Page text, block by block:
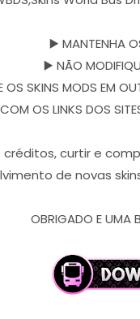
▶️ MANTENHA
▶️ NÃO
SKINS MODS EM
OS LINKS DOS
curtir e
de novas
OBRIGADO E UMA